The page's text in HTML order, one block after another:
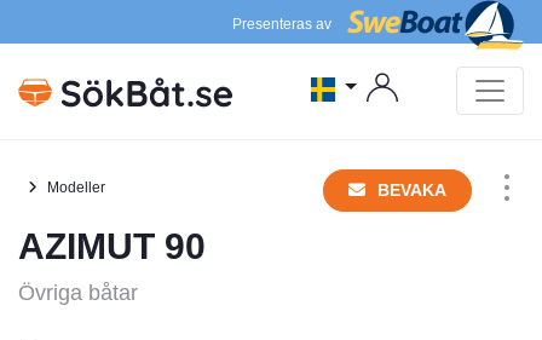
Presenteras av
Modeller BEVAKA
AZIMUT 90
Övriga båtar